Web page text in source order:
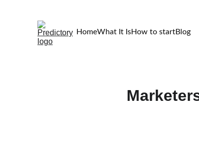
HomeWhat It IsHow to startBlog